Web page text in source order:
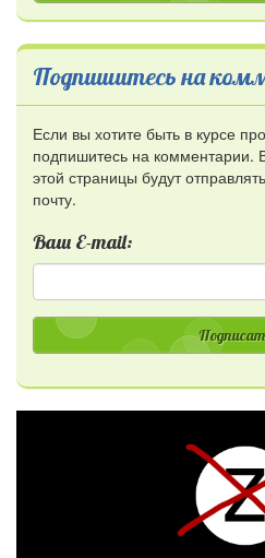
Подпишитесь на
Если вы хотите быть в курсе
подпишитесь на комментарии.
этой страницы будут
почту.
Ваш E-mail: